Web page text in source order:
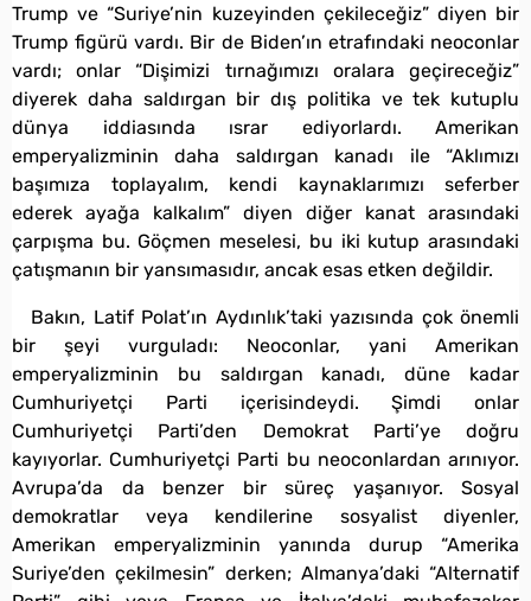
Trump ve “Suriye’nin kuzeyinden çekileceğiz” diyen bir
Trump figürü vardı. Bir de Biden’ın etrafındaki neoconlar
vardı; onlar “Dişimizi tırnağımızı oralara geçireceğiz”
diyerek daha saldırgan bir dış politika ve tek kutuplu
dünya iddiasında ısrar ediyorlardı. Amerikan
emperyalizminin daha saldırgan kanadı ile “Aklımızı
başımıza toplayalım, kendi kaynaklarımızı seferber
ederek ayağa kalkalım” diyen diğer kanat arasındaki
çarpışma bu. Göçmen meselesi, bu iki kutup arasındaki
çatışmanın bir yansımasıdır, ancak esas etken değildir.
Bakın, Latif Polat’ın Aydınlık’taki yazısında çok önemli
bir şeyi vurguladı: Neoconlar, yani Amerikan
emperyalizminin bu saldırgan kanadı, düne kadar
Cumhuriyetçi Parti içerisindeydi. Şimdi onlar
Cumhuriyetçi Parti’den Demokrat Parti’ye doğru
kayıyorlar. Cumhuriyetçi Parti bu neoconlardan arınıyor.
Avrupa’da da benzer bir süreç yaşanıyor. Sosyal
demokratlar veya kendilerine sosyalist diyenler,
Amerikan emperyalizminin yanında durup “Amerika
Suriye’den çekilmesin” derken; Almanya’daki “Alternatif